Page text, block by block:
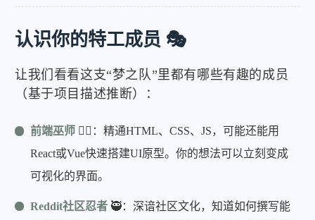
认识你的特工成员 🎭
让我们看看这支“梦之队”里都有哪些有趣的成员
（基于项目描述推断）：
前端巫师 🧙‍♂️：精通HTML、CSS、JS，可能还能用
React或Vue快速搭建UI原型。你的想法可以立刻变成
可视化的界面。
Reddit社区忍者 🥷：深谙社区文化，知道如何撰写能